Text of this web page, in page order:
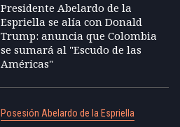
Presidente Abelardo de la
Espriella se alía con Donald
Trump: anuncia que Colombia
se sumará al "Escudo de las
Américas"
Posesión Abelardo de la Espriella